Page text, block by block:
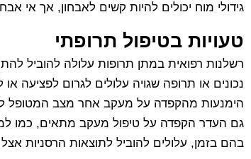
גידולי מוח יכולים להיות קשים לאבחון, אך אי
טעויות בטיפול תרופתי
רשלנות רפואית במתן תרופות עלולה להוביל
נכונים או תרופה שגויה עלולים לגרום לפציעה
הימנעות מהקפדה על מעקב אחר מצב המטופל
גם העדר הקפדה על טיפול מעקב מתאים, כמו
בהם בזמן, עלולים להוביל לתוצאות הרסניות